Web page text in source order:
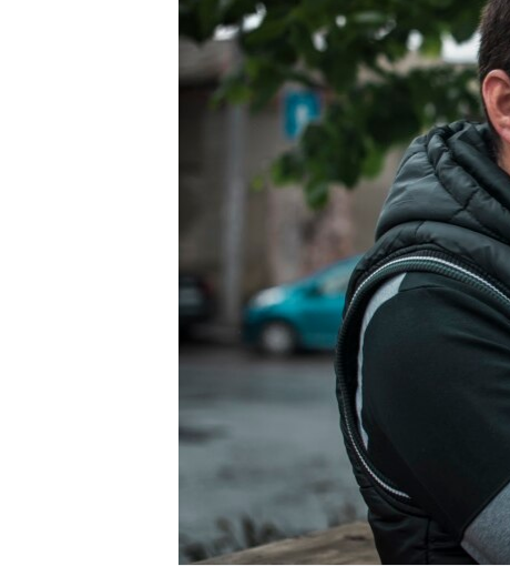
КРЫМ.НЕПОКОРЕННЫЙ